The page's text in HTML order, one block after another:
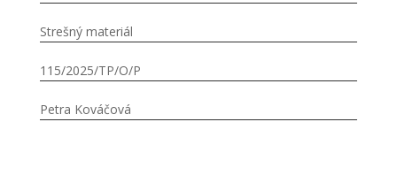
Strešný materiál
115/2025/TP/O/P
Petra Kováčová